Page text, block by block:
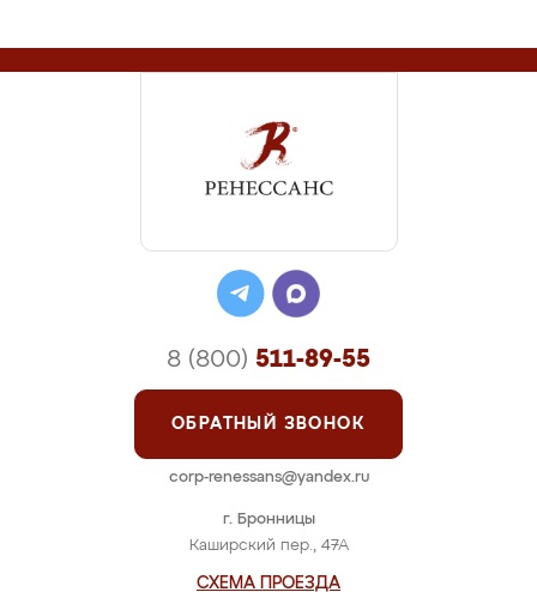
г. Бронницы
Каширский пер., 47А
СХЕМА ПРОЕЗДА
8 (800) 511-89-55
ОБРАТНЫЙ ЗВОНОК
corp-renessans@yandex.ru